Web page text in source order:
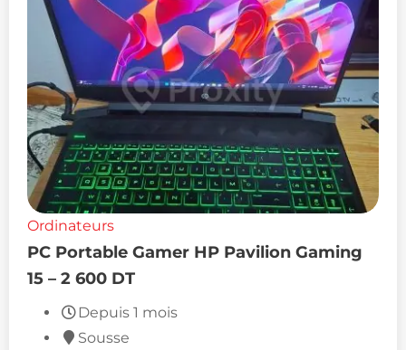
Ordinateurs
PC Portable Gamer HP Pavilion Gaming
15 – 2 600 DT
Depuis 1 mois
Sousse